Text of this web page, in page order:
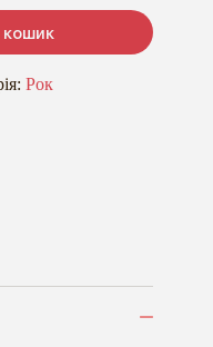
кошик
Рок